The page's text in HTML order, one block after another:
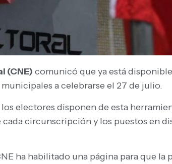
(CNE) comunicó que ya está
a celebrarse el 27 de julio.
electores disponen de esta
circunscripción y los puestos en
ha habilitado una página para que